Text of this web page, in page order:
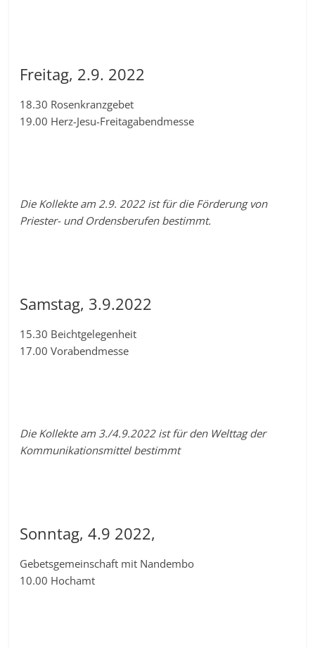
Freitag, 2.9. 2022
18.30 Rosenkranzgebet
19.00 Herz-Jesu-Freitagabendmesse
Die Kollekte am 2.9. 2022 ist für die Förderung von
Priester- und Ordensberufen bestimmt.
Samstag, 3.9.2022
15.30 Beichtgelegenheit
17.00 Vorabendmesse
Die Kollekte am 3./4.9.2022 ist für den Welttag der
Kommunikationsmittel bestimmt
Sonntag, 4.9 2022,
Gebetsgemeinschaft mit Nandembo
10.00 Hochamt